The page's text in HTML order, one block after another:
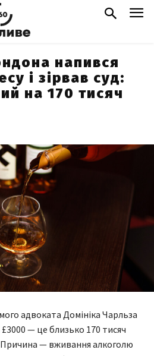
напився
і зірвав суд:
на 170 тисяч
адвоката Домініка Чарльза
— це близько 170 тисяч
— вживання алкоголю